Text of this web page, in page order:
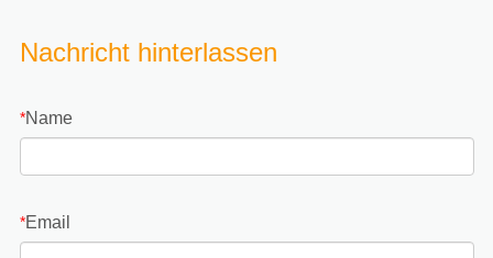
Nachricht hinterlassen
*Name
*Email